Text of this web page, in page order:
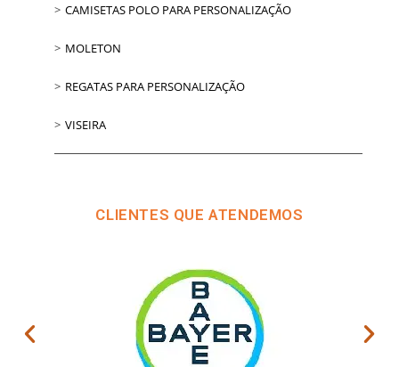
CAMISETAS POLO PARA PERSONALIZAÇÃO
MOLETON
REGATAS PARA PERSONALIZAÇÃO
VISEIRA
CLIENTES QUE ATENDEMOS